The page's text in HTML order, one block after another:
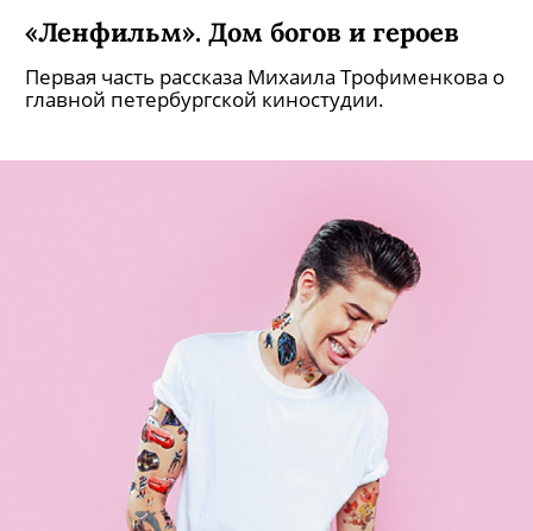
«Ленфильм». Дом богов и героев
Первая часть рассказа Михаила Трофименкова о
главной петербургской киностудии.